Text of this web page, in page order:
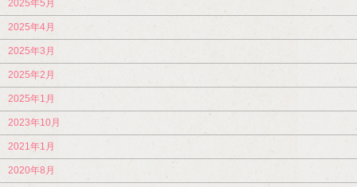
2025年5月
2025年4月
2025年3月
2025年2月
2025年1月
2023年10月
2021年1月
2020年8月